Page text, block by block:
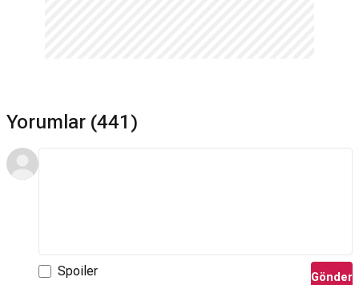
Yorumlar (441)
Spoiler Gönder